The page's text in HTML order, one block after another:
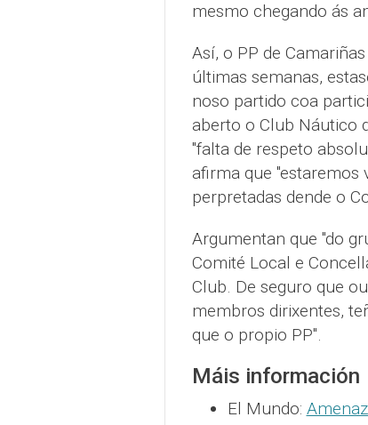
mesmo chegando ás
Así, o PP de
últimas semanas,
noso partido coa
aberto o Club Náutico
"falta de respeto
afirma que "estaremos
perpretadas dende o
Argumentan que "do
Comité Local e
Club. De seguro que
membros dirixentes,
que o propio PP".
Máis información
El Mundo: